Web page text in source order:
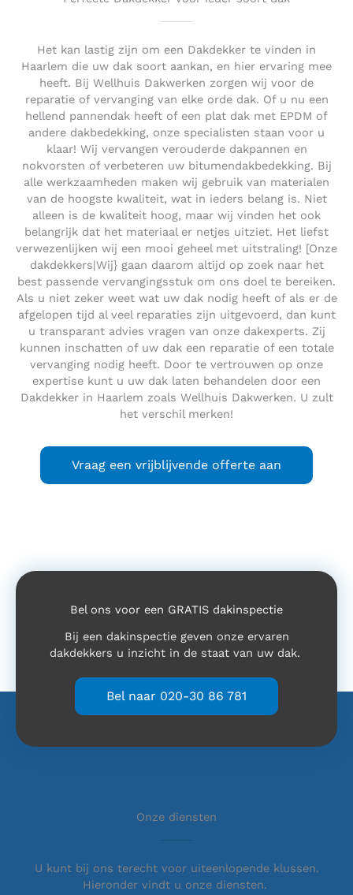
Het kan lastig zijn om een Dakdekker te vinden in
Haarlem die uw dak soort aankan, en hier ervaring mee
heeft. Bij Wellhuis Dakwerken zorgen wij voor de
reparatie of vervanging van elke orde dak. Of u nu een
hellend pannendak heeft of een plat dak met EPDM of
andere dakbedekking, onze specialisten staan voor u
klaar! Wij vervangen verouderde dakpannen en
nokvorsten of verbeteren uw bitumendakbedekking. Bij
alle werkzaamheden maken wij gebruik van materialen
van de hoogste kwaliteit, wat in ieders belang is. Niet
alleen is de kwaliteit hoog, maar wij vinden het ook
belangrijk dat het materiaal er netjes uitziet. Het liefst
verwezenlijken wij een mooi geheel met uitstraling! [Onze
dakdekkers|Wij} gaan daarom altijd op zoek naar het
best passende vervangingsstuk om ons doel te bereiken.
Als u niet zeker weet wat uw dak nodig heeft of als er de
afgelopen tijd al veel reparaties zijn uitgevoerd, dan kunt
u transparant advies vragen van onze dakexperts. Zij
kunnen inschatten of uw dak een reparatie of een totale
vervanging nodig heeft. Door te vertrouwen op onze
expertise kunt u uw dak laten behandelen door een
Dakdekker in Haarlem zoals Wellhuis Dakwerken. U zult
het verschil merken!
Vraag een vrijblijvende offerte aan
Bel ons voor een GRATIS dakinspectie
Bij een dakinspectie geven onze ervaren
dakdekkers u inzicht in de staat van uw dak.
Bel naar 020-30 86 781
Onze diensten
U kunt bij ons terecht voor uiteenlopende klussen.
Hieronder vindt u onze diensten.